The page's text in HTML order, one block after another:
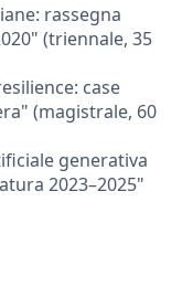
rassegna
(triennale, 35
case
(magistrale, 60
generativa
2023–2025"